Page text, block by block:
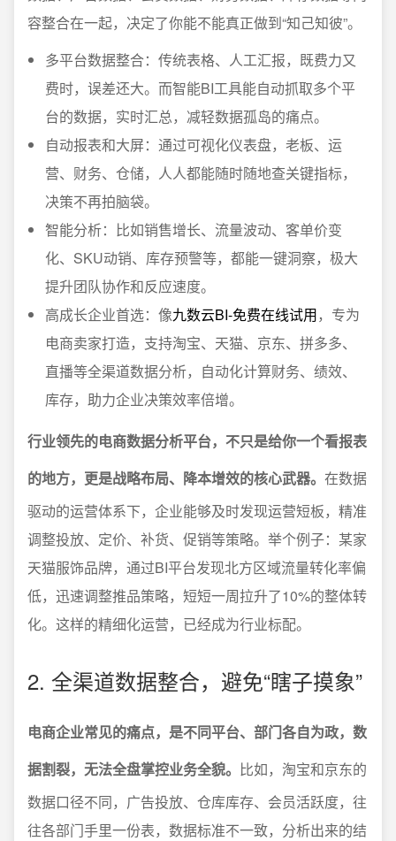
容整合在一起，决定了你能不能真正做到“知己知彼”。
多平台数据整合：传统表格、人工汇报，既费力又
费时，误差还大。而智能BI工具能自动抓取多个平
台的数据，实时汇总，减轻数据孤岛的痛点。
自动报表和大屏：通过可视化仪表盘，老板、运
营、财务、仓储，人人都能随时随地查关键指标，
决策不再拍脑袋。
智能分析：比如销售增长、流量波动、客单价变
化、SKU动销、库存预警等，都能一键洞察，极大
提升团队协作和反应速度。
高成长企业首选：像九数云BI-免费在线试用，专为
电商卖家打造，支持淘宝、天猫、京东、拼多多、
直播等全渠道数据分析，自动化计算财务、绩效、
库存，助力企业决策效率倍增。
行业领先的电商数据分析平台，不只是给你一个看报表
的地方，更是战略布局、降本增效的核心武器。 在数据
驱动的运营体系下，企业能够及时发现运营短板，精准
调整投放、定价、补货、促销等策略。举个例子：某家
天猫服饰品牌，通过BI平台发现北方区域流量转化率偏
低，迅速调整推品策略，短短一周拉升了10%的整体转
化。这样的精细化运营，已经成为行业标配。
2. 全渠道数据整合，避免“瞎子摸象”
电商企业常见的痛点，是不同平台、部门各自为政，数
据割裂，无法全盘掌控业务全貌。 比如，淘宝和京东的
数据口径不同，广告投放、仓库库存、会员活跃度，往
往各部门手里一份表，数据标准不一致，分析出来的结